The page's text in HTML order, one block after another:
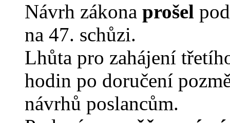
Návrh zákona prošel
na 47. schůzi.
Lhůta pro zahájení
hodin po doručení
návrhů poslancům.